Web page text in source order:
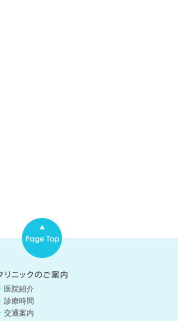
医院紹介
診療時間
交通案内